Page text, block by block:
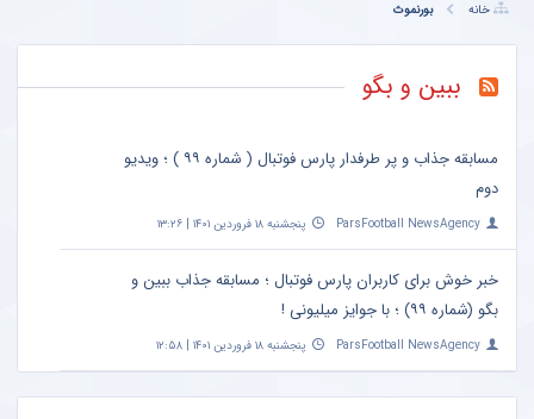
=>
فروشگاهت
رو ثبت
کن
دندان
پزشکی
با پک
سفید
خانگی
خوابی
آموزش
آیفون17
؟ اینجا
خانه بورنموث
ببین و بگو
مسابقه جذاب و پر طرفدار پارس فوتبال ( شماره ۹۹ ) ؛ ویدیو
دوم
ParsFootball NewsAgency پنجشنبه ۱۸ فروردین ۱۴۰۱ | ۱۳:۲۶
خبر خوش برای کاربران پارس فوتبال ؛ مسابقه جذاب ببین و
بگو (شماره ۹۹) ؛ با جوایز میلیونی !
ParsFootball NewsAgency پنجشنبه ۱۸ فروردین ۱۴۰۱ | ۱۲:۵۸